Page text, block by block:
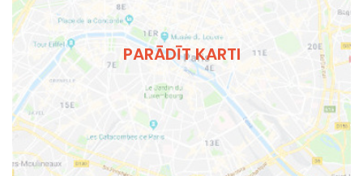
PARĀDĪT KARTI